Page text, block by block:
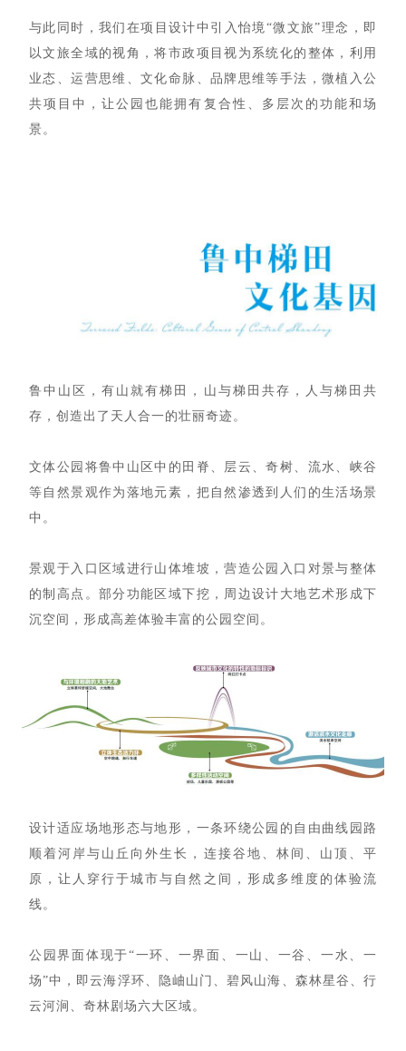
与此同时，我们在项目设计中引入怡境“微文旅”理念，即
以文旅全域的视角，将市政项目视为系统化的整体，利用
业态、运营思维、文化命脉、品牌思维等手法，微植入公
共项目中，让公园也能拥有复合性、多层次的功能和场
景。
鲁中山区，有山就有梯田，山与梯田共存，人与梯田共
存，创造出了天人合一的壮丽奇迹。
文体公园将鲁中山区中的田脊、层云、奇树、流水、峡谷
等自然景观作为落地元素，把自然渗透到人们的生活场景
中。
景观于入口区域进行山体堆坡，营造公园入口对景与整体
的制高点。部分功能区域下挖，周边设计大地艺术形成下
沉空间，形成高差体验丰富的公园空间。
设计适应场地形态与地形，一条环绕公园的自由曲线园路
顺着河岸与山丘向外生长，连接谷地、林间、山顶、平
原，让人穿行于城市与自然之间，形成多维度的体验流
线。
公园界面体现于“一环、一界面、一山、一谷、一水、一
场”中，即云海浮环、隐岫山门、碧风山海、森林星谷、行
云河涧、奇林剧场六大区域。